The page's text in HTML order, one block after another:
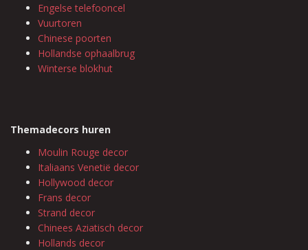
Engelse telefooncel
Vuurtoren
Chinese poorten
Hollandse ophaalbrug
Winterse blokhut
Themadecors huren
Moulin Rouge decor
Italiaans Venetië decor
Hollywood decor
Frans decor
Strand decor
Chinees Aziatisch decor
Hollands decor